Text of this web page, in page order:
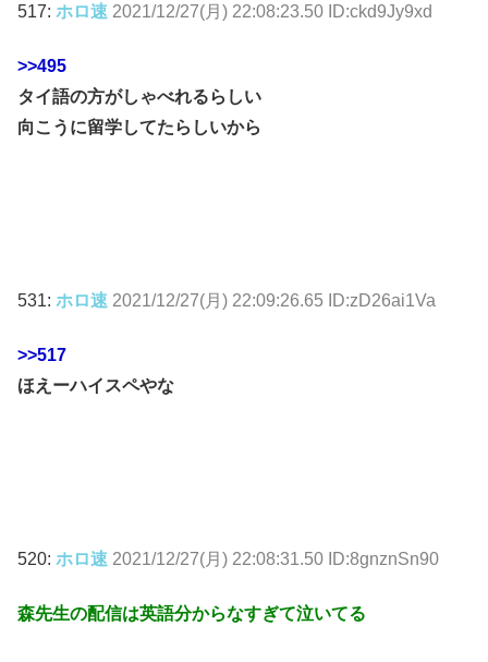
517: ホロ速 2021/12/27(月) 22:08:23.50 ID:ckd9Jy9xd
>>495
タイ語の方がしゃべれるらしい
向こうに留学してたらしいから
531: ホロ速 2021/12/27(月) 22:09:26.65 ID:zD26ai1Va
>>517
ほえーハイスペやな
520: ホロ速 2021/12/27(月) 22:08:31.50 ID:8gnznSn90
森先生の配信は英語分からなすぎて泣いてる